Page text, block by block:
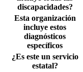
discapacidades?
Esta organización
incluye estos
diagnósticos
específicos
¿Es este un servicio
estatal?